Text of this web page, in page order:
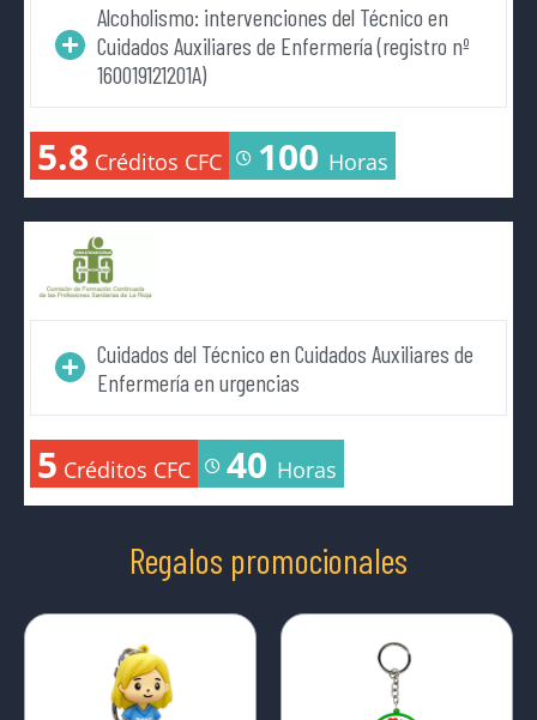
Alcoholismo: intervenciones del Técnico en
Cuidados Auxiliares de Enfermería (registro nº
160019121201A)
5.8 Créditos CFC 100 Horas
Cuidados del Técnico en Cuidados Auxiliares de
Enfermería en urgencias
5 Créditos CFC 40 Horas
Regalos promocionales